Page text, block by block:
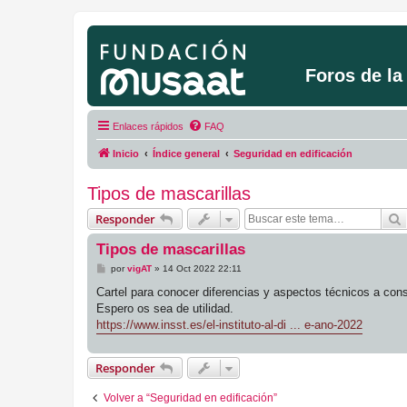
Foros de
Enlaces rápidos FAQ
Inicio Índice general Seguridad en edificación
Tipos de mascarillas
Responder
Tipos de mascarillas
M
n
a
j
e
porvigAT» 14 Oct 2022 22:11
Cartel para conocer diferencias y aspectos técnicos a
Espero os sea de utilidad.
https://www.insst.es/el-instituto-al-di ... e-ano-2022
Responder
Volver a “Seguridad en edificación”